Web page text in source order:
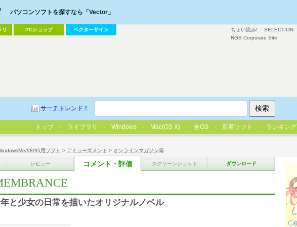
98/95用ソフト > アミューズメント > オンラインマガジン等
レビュー コメント・評価 スクリーンショット ダウンロード
と少女の日常を描いたオリジナルノベル
ちょい読み! SELECTION
NGS Corporate Site
パソコンソフトを探すなら「Vector」
リ PCショップ ベクターサイン
サーチトレンド！
トップ ライブラリ Windows Mac(OS X) 全OS 新着ソフト ランキング